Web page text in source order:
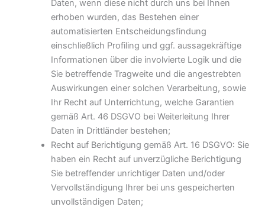
Daten, wenn diese nicht durch uns bei Ihnen
erhoben wurden, das Bestehen einer
automatisierten Entscheidungsfindung
einschließlich Profiling und ggf. aussagekräftige
Informationen über die involvierte Logik und die
Sie betreffende Tragweite und die angestrebten
Auswirkungen einer solchen Verarbeitung, sowie
Ihr Recht auf Unterrichtung, welche Garantien
gemäß Art. 46 DSGVO bei Weiterleitung Ihrer
Daten in Drittländer bestehen;
Recht auf Berichtigung gemäß Art. 16 DSGVO: Sie
haben ein Recht auf unverzügliche Berichtigung
Sie betreffender unrichtiger Daten und/oder
Vervollständigung Ihrer bei uns gespeicherten
unvollständigen Daten;